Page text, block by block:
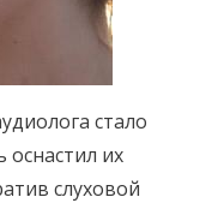
стало
их
слуховой